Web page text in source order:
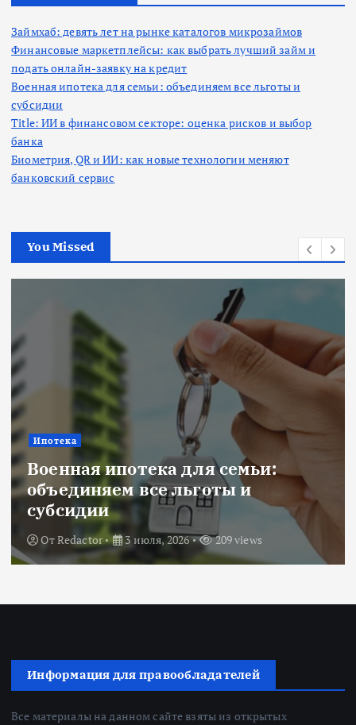
Займхаб: девять лет на рынке каталогов микрозаймов
Финансовые маркетплейсы: как выбрать лучший займ и
подать онлайн-заявку на кредит
Военная ипотека для семьи: объединяем все льготы и
субсидии
Title: ИИ в финансовом секторе: оценка рисков и выбор
банка
Биометрия, QR и ИИ: как новые технологии меняют
банковский сервис
You Missed
Ипотека
Военная ипотека для семьи:
объединяем все льготы и
субсидии
ОтRedactor 3 июля, 2026 209 views
Информация для правообладателей
Все материалы на данном сайте взяты из открытых